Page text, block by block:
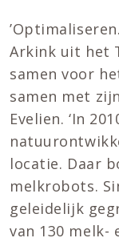
Arkink uit het
samen voor
samen met
Evelien. ‘In
locatie. Daar
melkrobots.
geleidelijk
van 130 melk-